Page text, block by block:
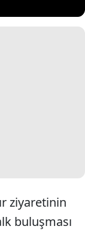
ziyaretinin
buluşması